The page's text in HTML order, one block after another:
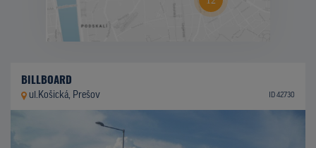
BILLBOARD
ul.Košická, Prešov ID 42730